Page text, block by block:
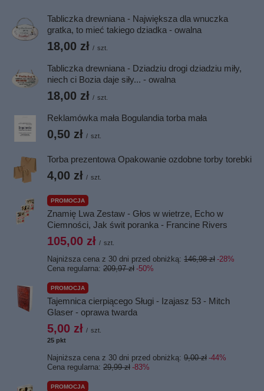
Tabliczka drewniana - Największa dla wnuczka
gratka, to mieć takiego dziadka - owalna
18,00 zł / szt.
Tabliczka drewniana - Dziadziu drogi dziadziu miły,
niech ci Bozia daje siły... - owalna
18,00 zł / szt.
Reklamówka mała Bogulandia torba mała
0,50 zł / szt.
Torba prezentowa Opakowanie ozdobne torby torebki
4,00 zł / szt.
PROMOCJA
Znamię Lwa Zestaw - Głos w wietrze, Echo w
Ciemności, Jak świt poranka - Francine Rivers
105,00 zł / szt.
Najniższa cena z 30 dni przed obniżką: 146,98 zł -28%
Cena regularna: 209,97 zł -50%
PROMOCJA
Tajemnica cierpiącego Sługi - Izajasz 53 - Mitch
Glaser - oprawa twarda
5,00 zł / szt.
25 pkt
Najniższa cena z 30 dni przed obniżką: 9,00 zł -44%
Cena regularna: 29,99 zł -83%
PROMOCJA